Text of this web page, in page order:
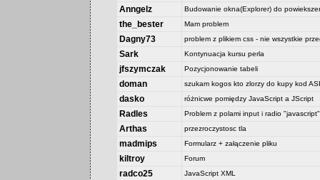
Anngelz Budowanie okna(Explorer) do
the_bester Mam problem
Dagny73 problem z plikiem css - nie wszystkie
Sark Kontynuacja kursu perla
jfszymczak Pozycjonowanie tabeli
doman szukam kogos kto zlorzy do kupy kod
dasko różnicwe pomiędzy JavaScript a JScript
Radles Problem z polami input i radio "javascript"
Arthas przezroczystosc tla
madmips Formularz + załączenie pliku
kiltroy Forum
radco25 JavaScript XML